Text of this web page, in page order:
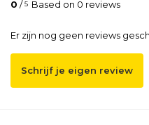
0 /5 Based on 0 reviews
Er zijn nog geen reviews
Schrijf je eigen review